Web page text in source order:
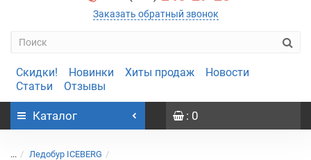
Заказать обратный звонок
Скидки! Новинки Хиты продаж
Новости
Статьи
Отзывы
Каталог : 0
... Ледобур ICEBERG